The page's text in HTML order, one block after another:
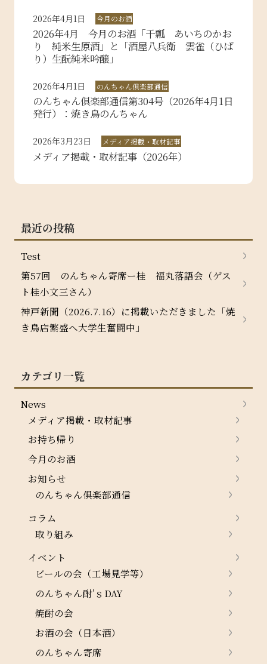
2026年4月1日 今月のお酒
2026年4月 今月のお酒「千瓢 あいちのかお
り 純米生原酒」と「酒屋八兵衛 雲雀（ひば
り）生酛純米吟醸」
2026年4月1日 のんちゃん倶楽部通信
のんちゃん俱楽部通信第304号（2026年4月1日
発行）：焼き鳥のんちゃん
2026年3月23日 メディア掲載・取材記事
メディア掲載・取材記事（2026年）
最近の投稿
Test
第57回 のんちゃん寄席ー桂 福丸落語会（ゲス
ト桂小文三さん）
神戸新聞（2026.7.16）に掲載いただきました「焼
き鳥店繁盛へ大学生奮闘中」
カテゴリ一覧
News
メディア掲載・取材記事
お持ち帰り
今月のお酒
お知らせ
のんちゃん倶楽部通信
コラム
取り組み
イベント
ビールの会（工場見学等）
のんちゃん酎’ｓDAY
焼酎の会
お酒の会（日本酒）
のんちゃん寄席